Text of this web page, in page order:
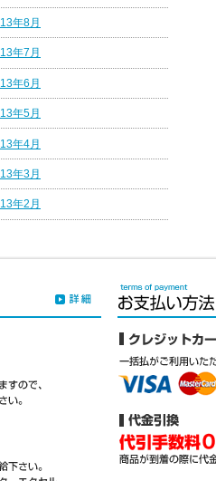
年8月
年7月
年6月
年5月
年4月
年3月
年2月